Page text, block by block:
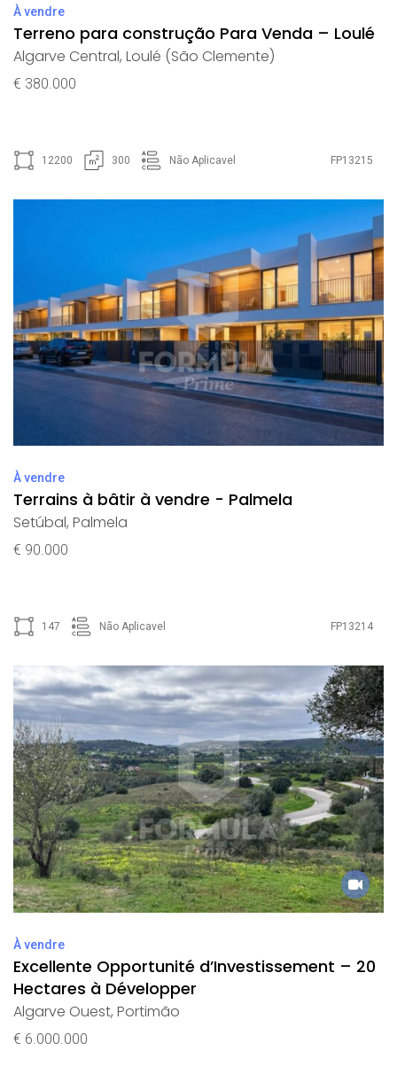
À vendre
Terreno para construção Para Venda – Loulé
Algarve Central, Loulé (São Clemente)
€ 380.000
12200 300 Não Aplicavel FP13215
À vendre
Terrains à bâtir à vendre - Palmela
Setúbal, Palmela
€ 90.000
147 Não Aplicavel FP13214
À vendre
Excellente Opportunité d’Investissement – 20
Hectares à Développer
Algarve Ouest, Portimão
€ 6.000.000